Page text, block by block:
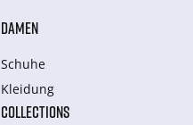
DAMEN
Schuhe
Kleidung
COLLECTIONS